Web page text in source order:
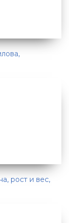
рост и вес,